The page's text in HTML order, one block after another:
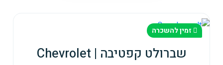
זמין להשכרה
שברולט קפטיבה | Chevrolet